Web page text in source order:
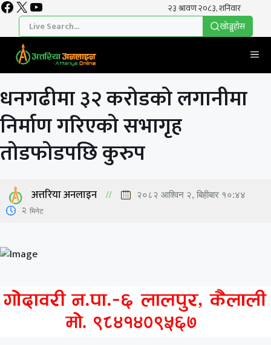
Skip
content
Facebook
X YouTube
खाेज्नुहाेस
धनगढीमा ३२ करोडको लगानीमा
निर्माण गरिएको सभागृह
तोडफोडपछि कुरुप
अत्तरिया अनलाइन २०८२ आश्विन २, बिहीबार १०:४४
2 मिनेट